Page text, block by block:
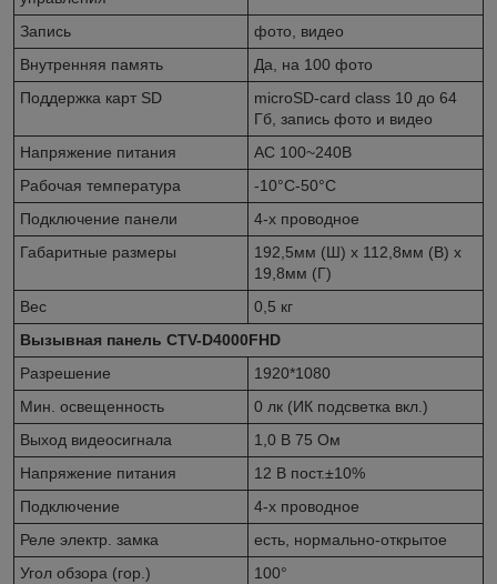
Запись
фото, видео
Внутренняя память
Да, на 100 фото
Поддержка карт SD
microSD-card class 10 до 64
Гб, запись фото и видео
Напряжение питания
AC 100~240В
Рабочая температура
-10°C-50°C
Подключение панели
4-х проводное
Габаритные размеры
192,5мм (Ш) x 112,8мм (В) x
19,8мм (Г)
Вес
0,5 кг
Вызывная панель CTV-D4000FHD
Разрешение
1920*1080
Мин. освещенность
0 лк (ИК подсветка вкл.)
Выход видеосигнала
1,0 В 75 Ом
Напряжение питания
12 В пост.±10%
Подключение
4-х проводное
Реле электр. замка
есть, нормально-открытое
Угол обзора (гор.)
100°